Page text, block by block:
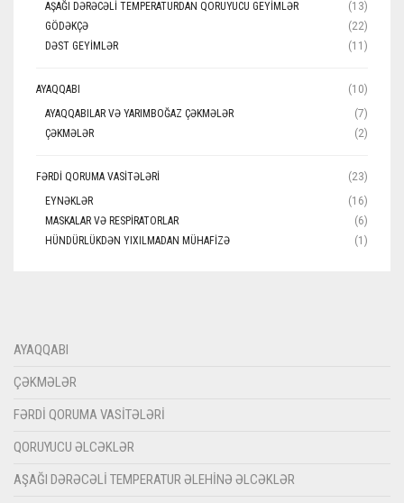
AŞAĞI DƏRƏCƏLI TEMPERATURDAN QORUYUCU GEYIMLƏR
(13)
GÖDƏKÇƏ
(22)
DƏST GEYIMLƏR
(11)
AYAQQABI
(10)
AYAQQABILAR VƏ YARIMBOĞAZ ÇƏKMƏLƏR
(7)
ÇƏKMƏLƏR
(2)
FƏRDI QORUMA VASITƏLƏRI
(23)
EYNƏKLƏR
(16)
MASKALAR VƏ RESPIRATORLAR
(6)
HÜNDÜRLÜKDƏN YIXILMADAN MÜHAFIZƏ
(1)
AYAQQABI
ÇƏKMƏLƏR
FƏRDI QORUMA VASITƏLƏRI
QORUYUCU ƏLCƏKLƏR
AŞAĞI DƏRƏCƏLI TEMPERATUR ƏLEHINƏ ƏLCƏKLƏR